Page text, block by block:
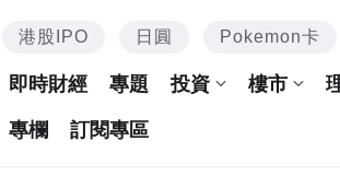
港股IPO 日圓 Pokemon卡
即時財經 專題 投資 樓市
專欄 訂閱專區